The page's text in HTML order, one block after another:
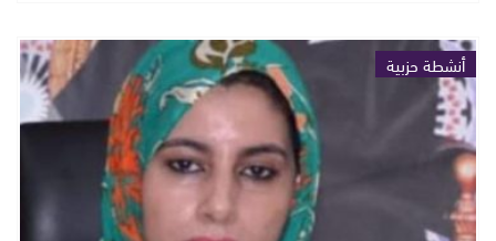
أنشطة حزبية